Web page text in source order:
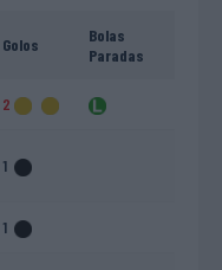
Golos
Bolas
Paradas
2
1
1